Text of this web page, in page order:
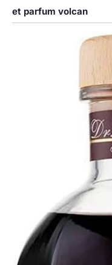
et parfum volcan